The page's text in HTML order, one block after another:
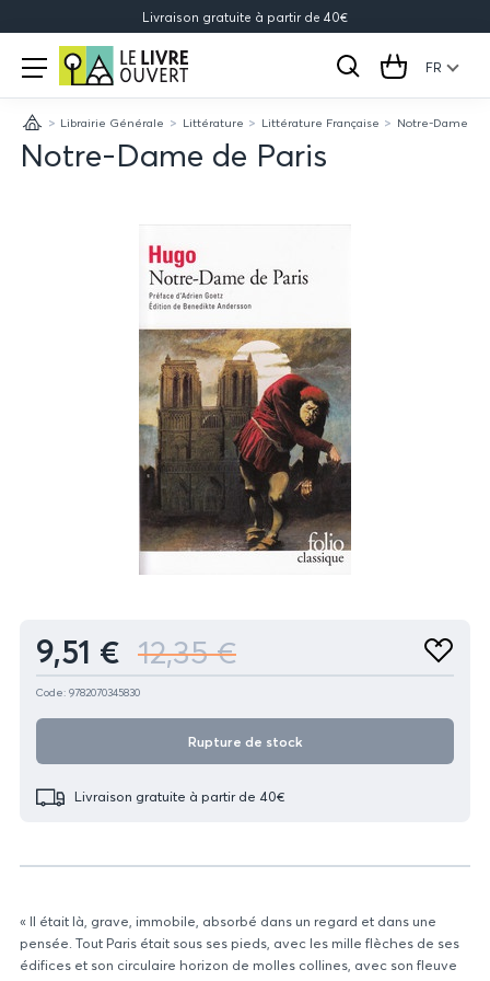
Livraison gratuite à partir de 40€
Le
Livre
Ouvert
Open
menu
Rechercher
Cart FR
AccueilLibrairie Générale Littérature Littérature Française Notre-Dame de
Notre-Dame de Paris
« Il était là, grave, immobile, absorbé dans un regard et dans une
pensée. Tout Paris était sous ses pieds, avec les mille flèches de ses
édifices et son circulaire horizon de molles collines, avec son fleuve
Produit 12,35 €
9,51 €
Ajouter
aux
Code: 9782070345830
Rupture de stock
Livraison gratuite à partir de 40€